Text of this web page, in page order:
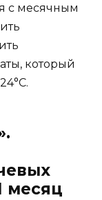
с месячным
который
месяц